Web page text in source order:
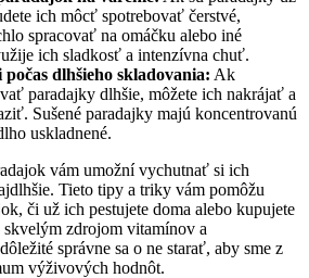
ich môcť spotrebovať čerstvé,
spracovať na omáčku alebo iné
ich sladkosť a intenzívna chuť.
dlhšieho skladovania: Ak
paradajky dlhšie, môžete ich nakrájať a
Sušené paradajky majú koncentrovanú
uskladnené.
vám umožní vychutnať si ich
Tieto tipy a triky vám pomôžu
či už ich pestujete doma alebo kupujete
zdrojom vitamínov a
správne sa o ne starať, aby sme z
výživových hodnôt.